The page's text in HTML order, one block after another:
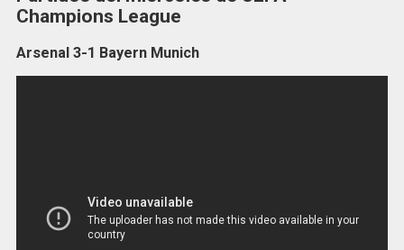
Champions League
Arsenal 3-1 Bayern Munich